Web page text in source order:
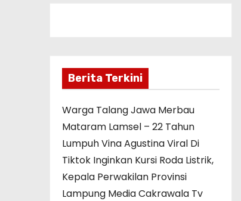
Berita Terkini
Warga Talang Jawa Merbau
Mataram Lamsel – 22 Tahun
Lumpuh Vina Agustina Viral Di
Tiktok Inginkan Kursi Roda Listrik,
Kepala Perwakilan Provinsi
Lampung Media Cakrawala Tv